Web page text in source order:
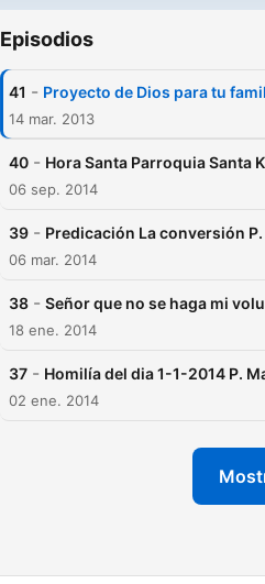
Episodios
41 - Proyecto de Dios para tu
14 mar. 2013
40 - Hora Santa Parroquia Santa
06 sep. 2014
39 - Predicación La conversión
06 mar. 2014
38 - Señor que no se haga mi
18 ene. 2014
37 - Homilía del dia 1-1-2014 P.
02 ene. 2014